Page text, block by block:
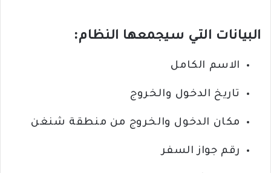
البيانات التي سيجمعها النظام:
الاسم الكامل
تاريخ الدخول والخروج
مكان الدخول والخروج من منطقة شنغن
رقم جواز السفر